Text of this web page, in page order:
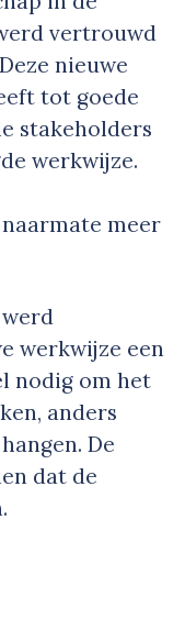
vertrouwd
nieuwe
tot goede
stakeholders
werkwijze.
meer
werkwijze een
nodig om het
anders
De
dat de